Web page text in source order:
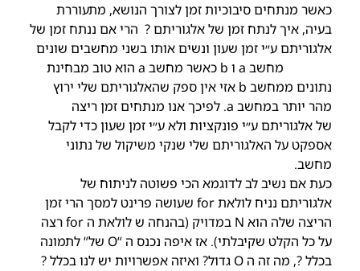
כאשר מנתחים סיבוכיות זמן לצורך הנושא, מתעוררת
בעיה, איך לנתח זמן של אלגוריתם ? הרי אם ננתח זמן של
אלגוריתם ע״י זמן שעון ונשים אותו בשני מחשבים שונים
מחשב a ו b כאשר מחשב a הוא טוב מבחינת
נתונים ממחשב b אזי אין ספק שהאלגוריתם שלי ירוץ
מהר יותר במחשב a. לפיכך אנו מנתחים זמן ריצה
של אלגוריתם ע״י פונקציות ולא ע״י זמן שעון כדי לקבל
אספקט על האלגוריתם שלי שנקי משיקול של נתוני
מחשב.
כעת אם נשיב לב לדוגמא הכי פשוטה לניתוח של
אלגוריתם נניח לולאת for שעושה פרינט למסך הרי זמן
הריצה שלה הוא N במדויק (בהנחה ש לולאת ה for רצה
על כל הקלט שקיבלתי). אז איפה נכנס ה “O של“ לתמונה
בכלל ?, מה זה ה O גדול? ואיזה אפשרויות יש לנו בכלל ?